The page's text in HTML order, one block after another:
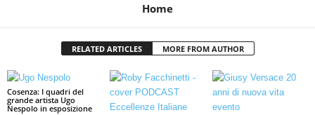
Home
RELATED ARTICLES MORE FROM AUTHOR
Cosenza: I quadri del
grande artista Ugo
Nespolo in esposizione